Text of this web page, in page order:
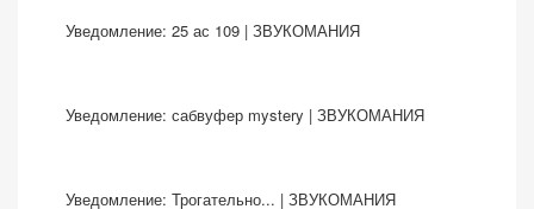
Уведомление: 25 ас 109 | ЗВУКОМАНИЯ
Уведомление: сабвуфер mystery | ЗВУКОМАНИЯ
Уведомление: Трогательно... | ЗВУКОМАНИЯ